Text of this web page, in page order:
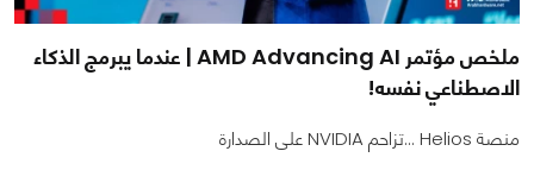
ملخص مؤتمر AMD Advancing AI | عندما يبرمج الذكاء
الاصطناعي نفسه!
منصة Helios ...تزاحم NVIDIA على الصدارة